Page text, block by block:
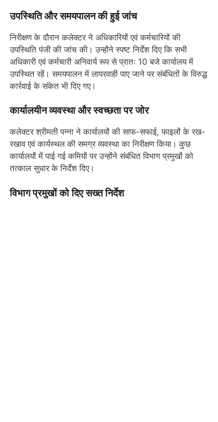
उपस्थिति और समयपालन की हुई जांच
निरीक्षण के दौरान कलेक्टर ने अधिकारियों एवं कर्मचारियों की
उपस्थिति पंजी की जांच की। उन्होंने स्पष्ट निर्देश दिए कि सभी
अधिकारी एवं कर्मचारी अनिवार्य रूप से प्रातः 10 बजे कार्यालय में
उपस्थित रहें। समयपालन में लापरवाही पाए जाने पर संबंधितों के विरुद्ध
कार्रवाई के संकेत भी दिए गए।
कार्यालयीन व्यवस्था और स्वच्छता पर जोर
कलेक्टर श्रीमती पन्ना ने कार्यालयों की साफ-सफाई, फाइलों के रख-
रखाव एवं कार्यस्थल की समग्र व्यवस्था का निरीक्षण किया। कुछ
कार्यालयों में पाई गई कमियों पर उन्होंने संबंधित विभाग प्रमुखों को
तत्काल सुधार के निर्देश दिए।
विभाग प्रमुखों को दिए सख्त निर्देश